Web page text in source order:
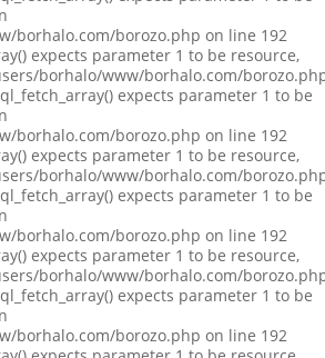
borhalo.com/borozo.php on line 192
expects parameter 1 to be resource,
borhalo/www/borhalo.com/
expects parameter 1 to be
borhalo.com/borozo.php on line 192
expects parameter 1 to be resource,
borhalo/www/borhalo.com/
expects parameter 1 to be
borhalo.com/borozo.php on line 192
expects parameter 1 to be resource,
borhalo/www/borhalo.com/
expects parameter 1 to be
borhalo.com/borozo.php on line 192